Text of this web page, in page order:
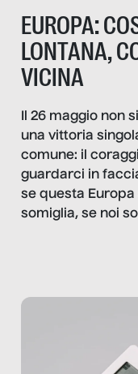
EUROPA:
LONTANA,
VICINA
Il 26 maggio non
una vittoria
comune: il
guardarci in
se questa Europa
somiglia, se noi
comunica,